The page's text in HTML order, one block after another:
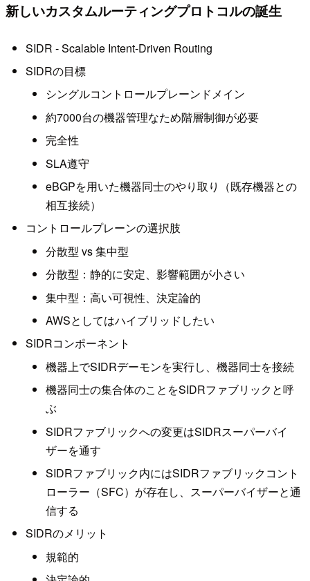
新しいカスタムルーティングプロトコルの誕生
SIDR - Scalable Intent-Driven Routing
SIDRの目標
シングルコントロールプレーンドメイン
約7000台の機器管理なため階層制御が必要
完全性
SLA遵守
eBGPを用いた機器同士のやり取り（既存機器との
相互接続）
コントロールプレーンの選択肢
分散型 vs 集中型
分散型：静的に安定、影響範囲が小さい
集中型：高い可視性、決定論的
AWSとしてはハイブリッドしたい
SIDRコンポーネント
機器上でSIDRデーモンを実行し、機器同士を接続
機器同士の集合体のことをSIDRファブリックと呼
ぶ
SIDRファブリックへの変更はSIDRスーパーバイ
ザーを通す
SIDRファブリック内にはSIDRファブリックコント
ローラー（SFC）が存在し、スーパーバイザーと通
信する
SIDRのメリット
規範的